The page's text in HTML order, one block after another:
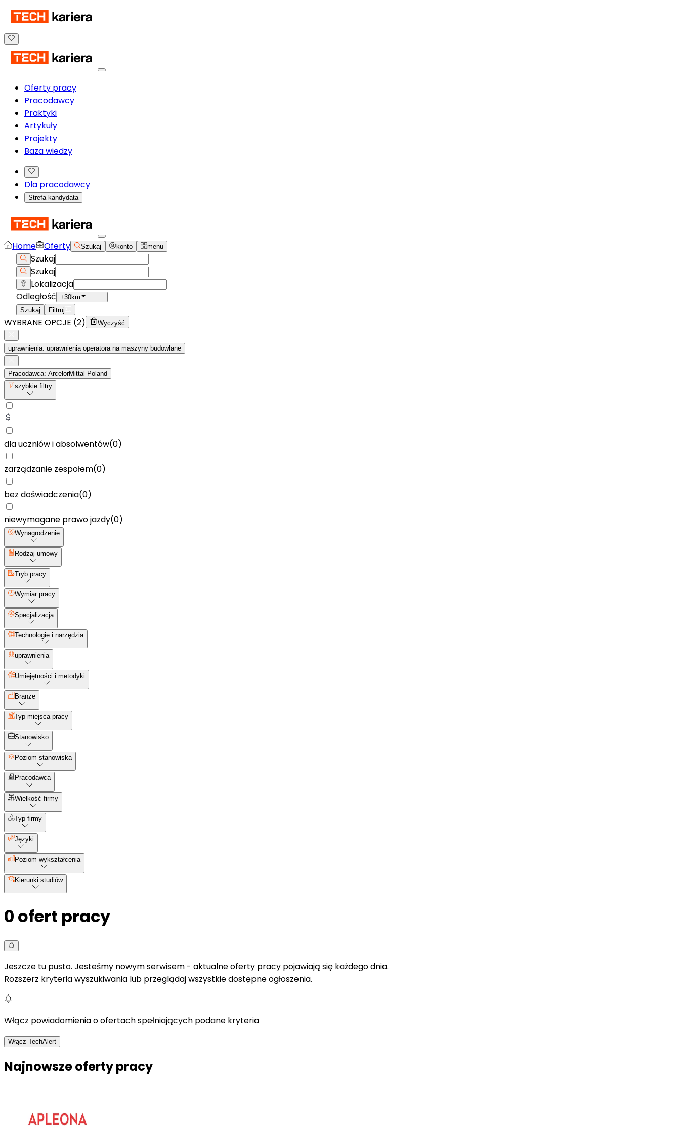
Oferty pracy
Pracodawcy
Praktyki
Artykuły
Projekty
Baza wiedzy
Dla pracodawcy
Strefa kandydata
Home Oferty Szukaj konto menu
Szukaj
Szukaj
Lokalizacja
Odległość +30km
Szukaj
Filtruj
WYBRANE OPCJE (2) Wyczyść
uprawnienia: uprawnienia operatora na maszyny budowlane
Pracodawca: ArcelorMittal Poland
szybkie filtry
dla uczniów i absolwentów(0)
zarządzanie zespołem(0)
bez doświadczenia(0)
niewymagane prawo jazdy(0)
Wynagrodzenie
Rodzaj umowy
Tryb pracy
Wymiar pracy
Specjalizacja
Technologie i narzędzia
uprawnienia
Umiejętności i metodyki
Branże
Typ miejsca pracy
Stanowisko
Poziom stanowiska
Pracodawca
Wielkość firmy
Typ firmy
Języki
Poziom wykształcenia
Kierunki studiów
0 ofert pracy
Jeszcze tu pusto. Jesteśmy nowym serwisem - aktualne oferty pracy pojawiają się każdego dnia.
Rozszerz kryteria wyszukiwania lub przeglądaj wszystkie dostępne ogłoszenia.
Włącz powiadomienia o ofertach spełniających podane kryteria
Włącz TechAlert
Najnowsze oferty pracy